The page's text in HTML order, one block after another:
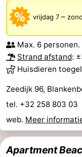
vrijdag 7 –
Max. 6 personen.
Strand afstand:
Huisdieren
Zeedijk 96,
tel. +32 258 803 03
web. Meer
Apartment